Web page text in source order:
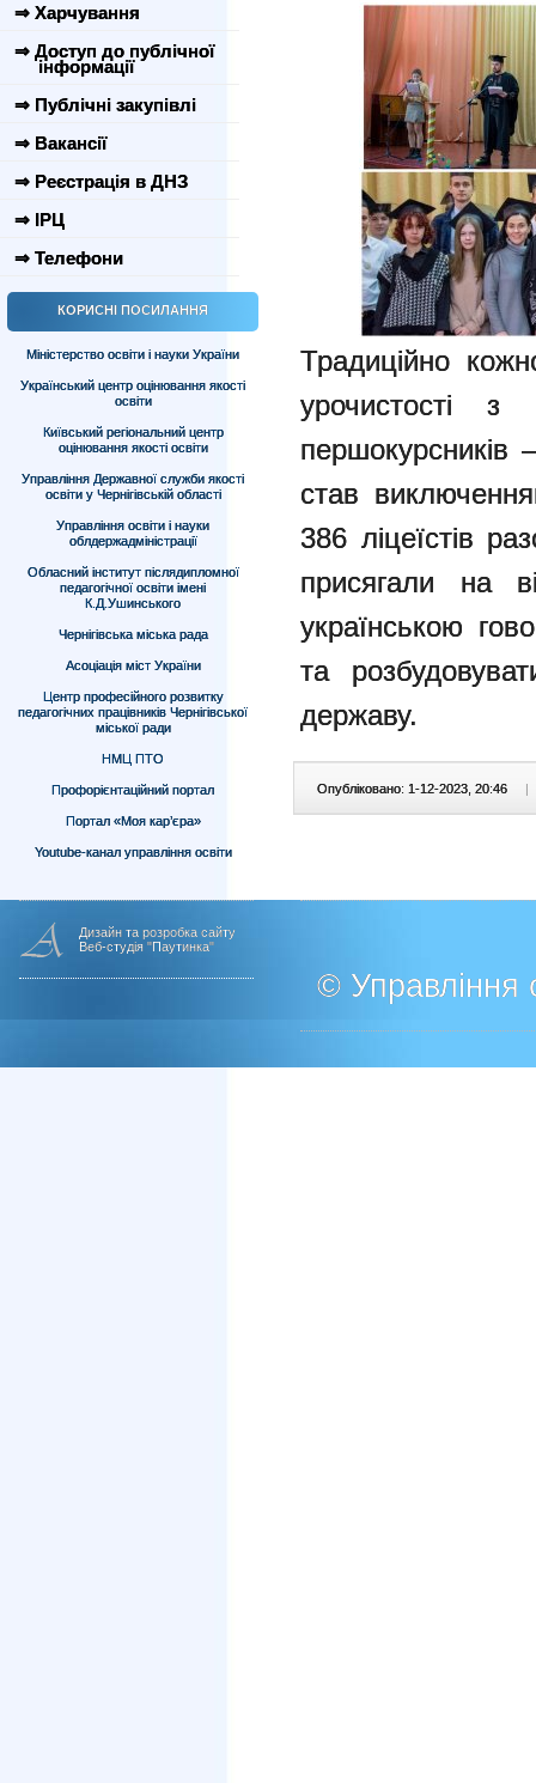
⇒ Харчування
⇒ Доступ до публічної
інформації
⇒ Публічні закупівлі
⇒ Вакансії
⇒ Реєстрація в ДНЗ
⇒ ІРЦ
⇒ Телефони
КОРИСНІ ПОСИЛАННЯ
Міністерство освіти і науки України
Український центр оцінювання якості
освіти
Київський регіональний центр
оцінювання якості освіти
Управління Державної служби якості
освіти у Чернігівській області
Управління освіти і науки
облдержадміністрації
Обласний інститут післядипломної
педагогічної освіти імені
К.Д.Ушинського
Чернігівська міська рада
Асоціація міст України
Центр професійного розвитку
педагогічних працівників Чернігівської
міської ради
НМЦ ПТО
Профорієнтаційний портал
Портал «Моя кар’єра»
Youtube-канал управління освіти
Традиційно
урочистості з
першокурсників
став
386 ліцеїстів
присягали на
українською
та
державу.
Опубліковано: 1-12-2023, 20:46 |
Дизайн та розробка сайту
Веб-студія "Паутинка"
© Управління